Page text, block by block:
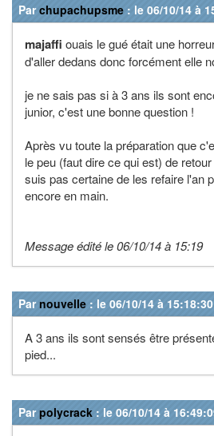
Parchupachupsme : le 06/10/14 à
majaffi ouais le gué était une
d'aller dedans donc forcément elle
je ne sais pas si à 3 ans ils sont
junior, c'est une bonne question !
Après vu toute la préparation que
le peu (faut dire ce qui est) de
suis pas certaine de les refaire l'an
encore en main.
Message édité le 06/10/14 à 15:19
Parnouvelle : le 06/10/14 à 15:18:30
A 3 ans ils sont sensés être
pied...
Parpolycrack : le 06/10/14 à